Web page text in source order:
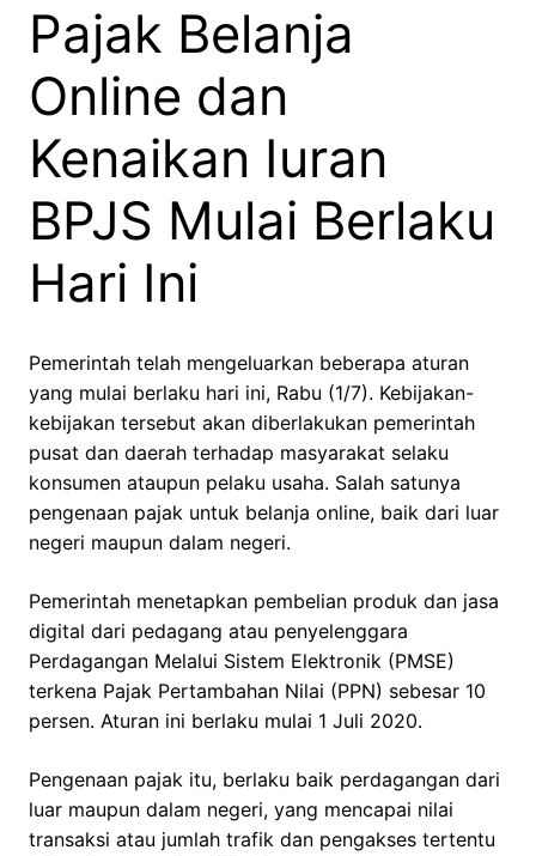
Pajak Belanja
Online dan
Kenaikan Iuran
BPJS Mulai Berlaku
Hari Ini
Pemerintah telah mengeluarkan beberapa aturan
yang mulai berlaku hari ini, Rabu (1/7). Kebijakan-
kebijakan tersebut akan diberlakukan pemerintah
pusat dan daerah terhadap masyarakat selaku
konsumen ataupun pelaku usaha. Salah satunya
pengenaan pajak untuk belanja online, baik dari luar
negeri maupun dalam negeri.
Pemerintah menetapkan pembelian produk dan jasa
digital dari pedagang atau penyelenggara
Perdagangan Melalui Sistem Elektronik (PMSE)
terkena Pajak Pertambahan Nilai (PPN) sebesar 10
persen. Aturan ini berlaku mulai 1 Juli 2020.
Pengenaan pajak itu, berlaku baik perdagangan dari
luar maupun dalam negeri, yang mencapai nilai
transaksi atau jumlah trafik dan pengakses tertentu